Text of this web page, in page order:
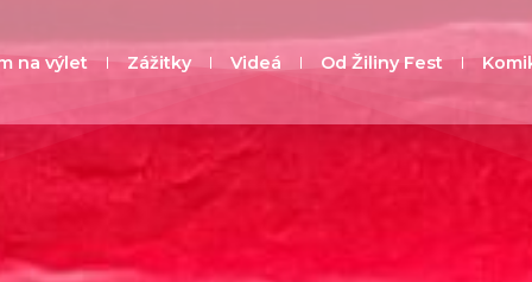
na výlet Zážitky Videá Od Žiliny Fest